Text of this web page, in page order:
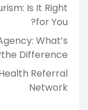
Is It Right
for You?
What’s
the Difference?
Referral
Network